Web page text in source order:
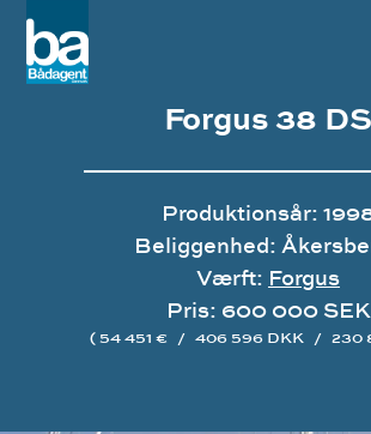
Forgus 38 DS
Produktionsår:
Beliggenhed:
Værft: Forgus
Pris: 600 000 SEK
( 54 451 € / 406 596 DKK / 230